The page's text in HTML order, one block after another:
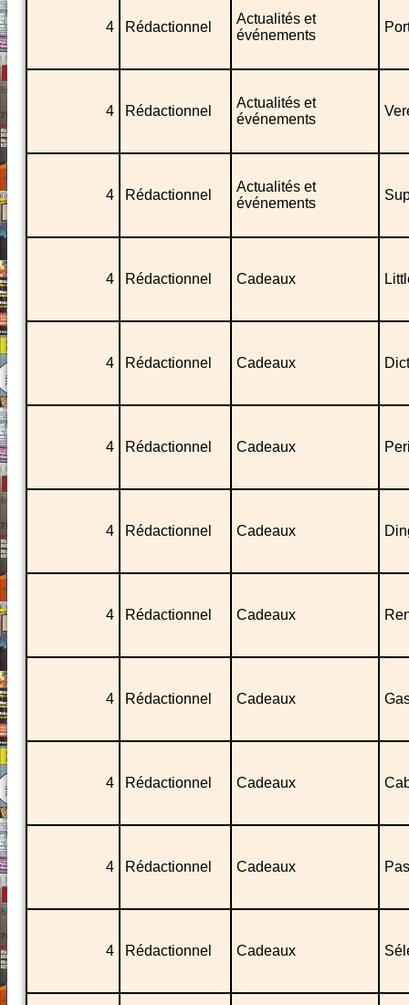
4 Rédactionnel
Actualités et
événements
4 Rédactionnel
Actualités et
événements
4 Rédactionnel
Actualités et
événements
4 Rédactionnel Cadeaux
4 Rédactionnel Cadeaux
4 Rédactionnel Cadeaux
4 Rédactionnel Cadeaux
4 Rédactionnel Cadeaux
4 Rédactionnel Cadeaux
4 Rédactionnel Cadeaux
4 Rédactionnel Cadeaux
4 Rédactionnel Cadeaux